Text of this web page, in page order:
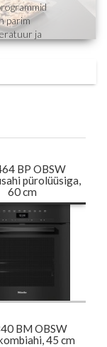
parim
ja
Ükskõik kas
perfektse
Piisab kui
Edasi
lülitab ennast
BP OBSW
pürolüüsiga,
60 cm
BM OBSW
45 cm